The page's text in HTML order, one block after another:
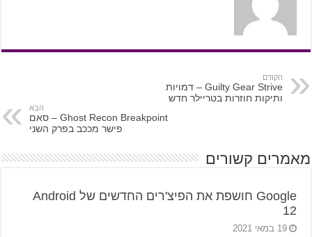
הקודם
Guilty Gear Strive – דמויות
ותיקות חוזרות בטריילר חדש
הבא
Ghost Recon Breakpoint – סאם
פישר מככב בפרק השני
מאמרים קשורים
Google חושפת את הפיצ'רים החדשים של Android
12
19 במאי 2021